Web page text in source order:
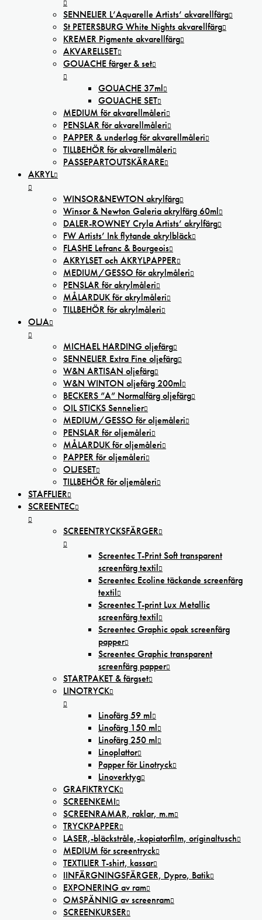
SENNELIER L’Aquarelle Artists’ akvarellfärg
St PETERSBURG White Nights akvarellfärg
KREMER Pigmente akvarellfärg
AKVARELLSET
GOUACHE färger & set
GOUACHE 37ml
GOUACHE SET
MEDIUM för akvarellmåleri
PENSLAR för akvarellmåleri
PAPPER & underlag för akvarellmåleri
TILLBEHÖR för akvarellmåleri
PASSEPARTOUTSKÄRARE
AKRYL
WINSOR&NEWTON akrylfärg
Winsor & Newton Galeria akrylfärg 60ml
DALER-ROWNEY Cryla Artists’ akrylfärg
FW Artists’ Ink flytande akrylbläck
FLASHE Lefranc & Bourgeois
AKRYLSET och AKRYLPAPPER
MEDIUM/GESSO för akrylmåleri
PENSLAR för akrylmåleri
MÅLARDUK för akrylmåleri
TILLBEHÖR för akrylmåleri
OLJA
MICHAEL HARDING oljefärg
SENNELIER Extra Fine oljefärg
W&N ARTISAN oljefärg
W&N WINTON oljefärg 200ml
BECKERS ”A” Normalfärg oljefärg
OIL STICKS Sennelier
MEDIUM/GESSO för oljemåleri
PENSLAR för oljemåleri
MÅLARDUK för oljemåleri
PAPPER för oljemåleri
OLJESET
TILLBEHÖR för oljemåleri
STAFFLIER
SCREENTEC
SCREENTRYCKSFÄRGER
Screentec T-Print Soft transparent
screenfärg textil
Screentec Ecoline täckande screenfärg
textil
Screentec T-print Lux Metallic
screenfärg textil
Screentec Graphic opak screenfärg
papper
Screentec Graphic transparent
screenfärg papper
STARTPAKET & färgset
LINOTRYCK
Linofärg 59 ml
Linofärg 150 ml
Linofärg 250 ml
Linoplattor
Papper för Linotryck
Linoverktyg
GRAFIKTRYCK
SCREENKEMI
SCREENRAMAR, raklar, m.m
TRYCKPAPPER
LASER,-bläckstråle,-kopiatorfilm, oríginaltusch
MEDIUM för screentryck
TEXTILIER T-shirt, kassar
IINFÄRGNINGSFÄRGER, Dypro, Batik
EXPONERING av ram
OMSPÄNNIG av screenram
SCREENKURSER